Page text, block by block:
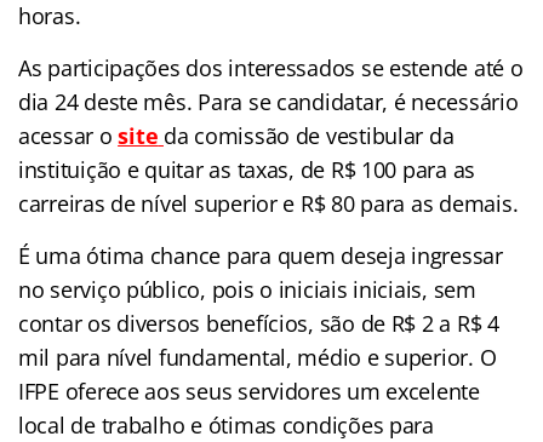
horas.
As participações dos interessados se estende até o
dia 24 deste mês. Para se candidatar, é necessário
acessar osite da comissão de vestibular da
instituição e quitar as taxas, de R$ 100 para as
carreiras de nível superior e R$ 80 para as demais.
É uma ótima chance para quem deseja ingressar
no serviço público, pois o iniciais iniciais, sem
contar os diversos benefícios, são de R$ 2 a R$ 4
mil para nível fundamental, médio e superior. O
IFPE oferece aos seus servidores um excelente
local de trabalho e ótimas condições para